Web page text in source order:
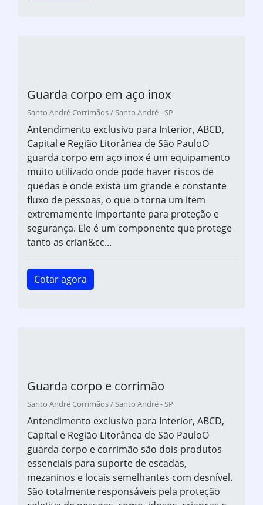
Guarda corpo em aço inox
Santo André Corrimãos / Santo André - SP
Antendimento exclusivo para Interior, ABCD,
Capital e Região Litorânea de São PauloO
guarda corpo em aço inox é um equipamento
muito utilizado onde pode haver riscos de
quedas e onde exista um grande e constante
fluxo de pessoas, o que o torna um item
extremamente importante para proteção e
segurança. Ele é um componente que protege
tanto as crian&cc...
Cotar agora
Guarda corpo e corrimão
Santo André Corrimãos / Santo André - SP
Antendimento exclusivo para Interior, ABCD,
Capital e Região Litorânea de São PauloO
guarda corpo e corrimão são dois produtos
essenciais para suporte de escadas,
mezaninos e locais semelhantes com desnível.
São totalmente responsáveis pela proteção